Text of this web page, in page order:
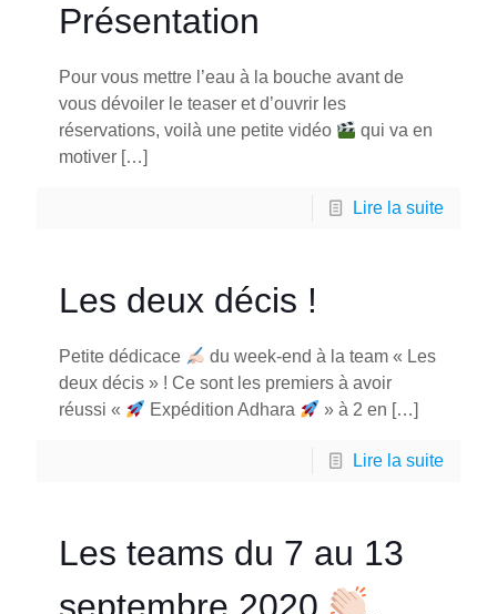
Présentation
Pour vous mettre l’eau à la bouche avant de
vous dévoiler le teaser et d’ouvrir les
réservations, voilà une petite vidéo
qui va en
motiver […]
Lire la suite
Les deux décis !
Petite dédicace
du week-end à la team « Les
deux décis » ! Ce sont les premiers à avoir
réussi «
Expédition Adhara » à 2 en […]
Lire la suite
Les teams du 7 au 13